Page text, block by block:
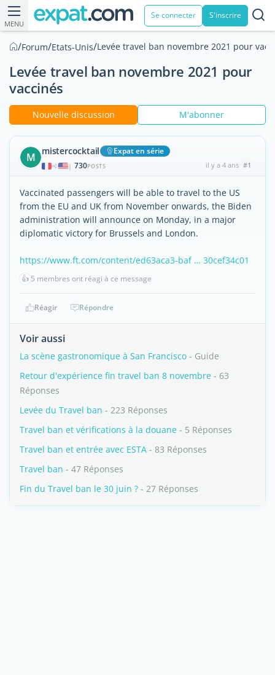
MENU
Se connecter S'inscrire
/Forum/Etats-Unis/Levée travel ban novembre 2021 pour
Levée travel ban novembre 2021 pour
vaccinés
Nouvelle discussion M'abonner
M mistercocktail Expat en série
| 730POSTS il y a 4 ans #1
Vaccinated passengers will be able to travel to the US
from the EU and UK from November onwards, the Biden
administration will announce on Monday, in a major
diplomatic victory for Brussels and London.
https://www.ft.com/content/ed63aca3-baf … 30cef34c01
👍 5 membres ont réagi à ce message
Réagir Répondre
Voir aussi
La scène gastronomique à San Francisco - Guide
Retour d'expérience fin travel ban 8 novembre - 63
Réponses
Levée du Travel ban - 223 Réponses
Travel ban et vérifications à la douane - 5 Réponses
Travel ban et entrée avec ESTA - 83 Réponses
Travel ban - 47 Réponses
Fin du Travel ban le 30 juin ? - 27 Réponses